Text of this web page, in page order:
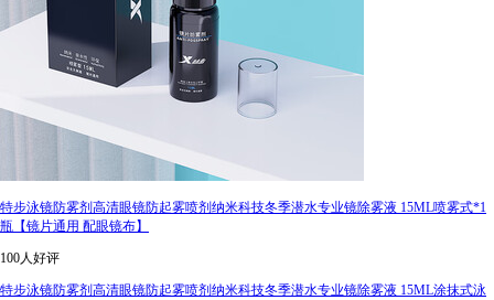
特步泳镜防雾剂高清眼镜防起雾喷剂纳米科技冬季潜水专业镜除雾液 15ML喷雾式*1
瓶【镜片通用 配眼镜布】
100人好评
特步泳镜防雾剂高清眼镜防起雾喷剂纳米科技冬季潜水专业镜除雾液 15ML涂抹式泳